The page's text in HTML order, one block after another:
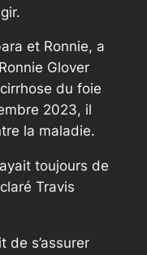
et Ronnie, a
Glover
du foie
2023, il
la maladie.
toujours de
Travis
de s’assurer